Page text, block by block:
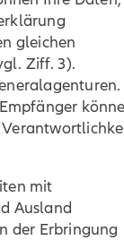
gleichen
Ziff. 3).
mit
Ausland
der Erbringung